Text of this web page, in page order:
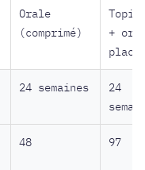
Orale
(comprimé)
+
24 semaines
24
48 97